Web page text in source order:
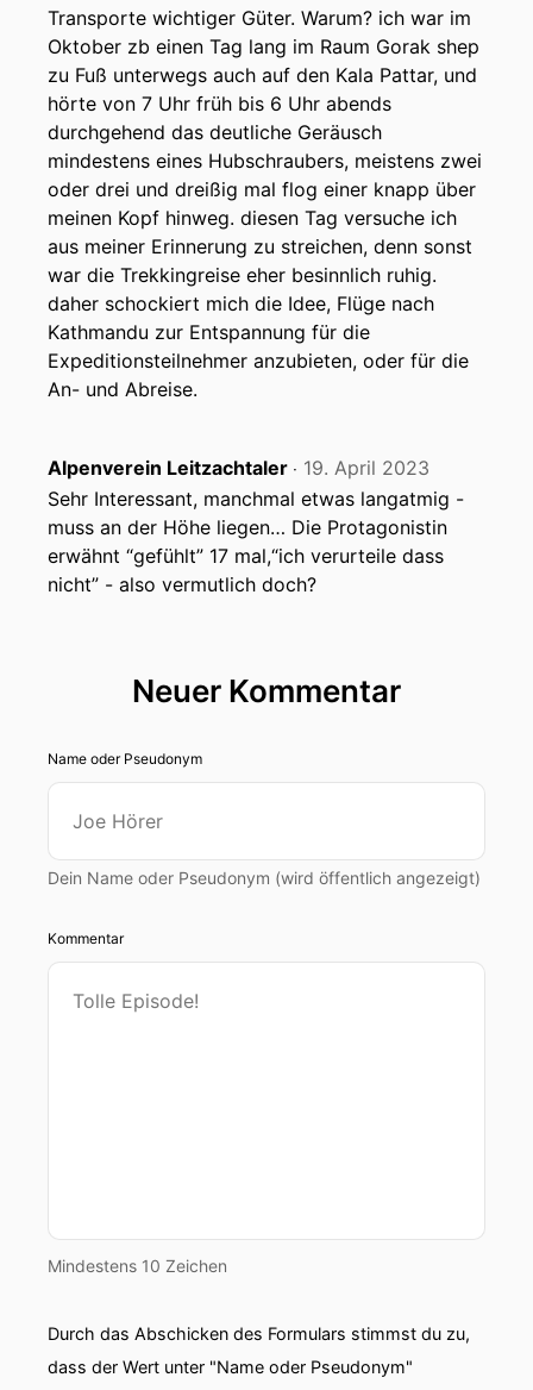
Transporte wichtiger Güter. Warum? ich war im
Oktober zb einen Tag lang im Raum Gorak shep
zu Fuß unterwegs auch auf den Kala Pattar, und
hörte von 7 Uhr früh bis 6 Uhr abends
durchgehend das deutliche Geräusch
mindestens eines Hubschraubers, meistens zwei
oder drei und dreißig mal flog einer knapp über
meinen Kopf hinweg. diesen Tag versuche ich
aus meiner Erinnerung zu streichen, denn sonst
war die Trekkingreise eher besinnlich ruhig.
daher schockiert mich die Idee, Flüge nach
Kathmandu zur Entspannung für die
Expeditionsteilnehmer anzubieten, oder für die
An- und Abreise.
Alpenverein Leitzachtaler ‧ 19. April 2023
Sehr Interessant, manchmal etwas langatmig -
muss an der Höhe liegen… Die Protagonistin
erwähnt “gefühlt” 17 mal,“ich verurteile dass
nicht” - also vermutlich doch?
Neuer Kommentar
Name oder Pseudonym
Dein Name oder Pseudonym (wird öffentlich angezeigt)
Kommentar
Mindestens 10 Zeichen
Durch das Abschicken des Formulars stimmst du zu,
dass der Wert unter "Name oder Pseudonym"